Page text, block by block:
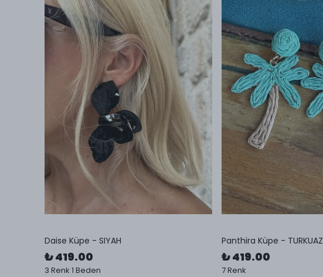
Daise Küpe - SIYAH
₺ 419.00
3 Renk 1 Beden
Panthira Küpe - TURKUAZ
₺ 419.00
7 Renk